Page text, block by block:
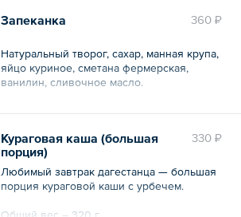
добавляет ореховой вяжущей терпкости и
Общий вес – 160 г
360 ₽
Запеканка
Натуральный творог, сахар, манная крупа,
яйцо куриное, сметана фермерская,
ванилин, сливочное масло.
Подается с соусом из льняного урбеча, с
приготовления и сметаной. Украшена
свежей мятой и присыпана сахарной
пудрой.
330 ₽
Кураговая каша (большая
порция)
Любимый завтрак дагестанца — большая
порция кураговой каши с урбечем.
Общий вес – 320 г